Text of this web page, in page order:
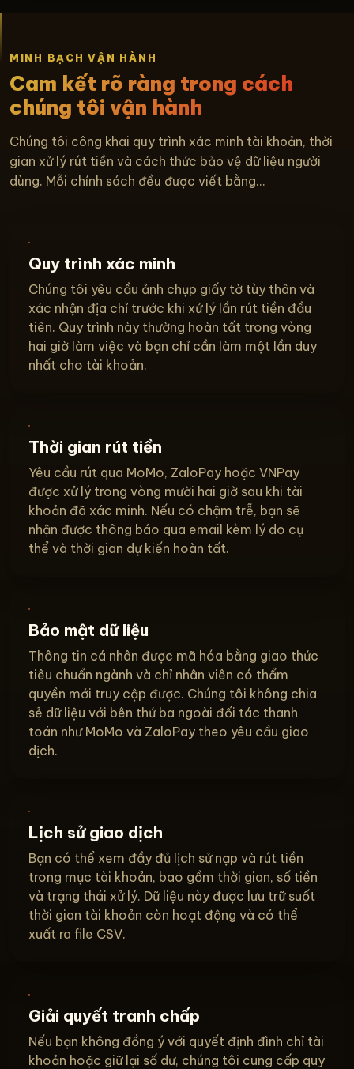
MINH BẠCH VẬN HÀNH
Cam kết rõ ràng trong cách
chúng tôi vận hành
Chúng tôi công khai quy trình xác minh tài khoản, thời
gian xử lý rút tiền và cách thức bảo vệ dữ liệu người
dùng. Mỗi chính sách đều được viết bằng...
Quy trình xác minh
Chúng tôi yêu cầu ảnh chụp giấy tờ tùy thân và
xác nhận địa chỉ trước khi xử lý lần rút tiền đầu
tiên. Quy trình này thường hoàn tất trong vòng
hai giờ làm việc và bạn chỉ cần làm một lần duy
nhất cho tài khoản.
Thời gian rút tiền
Yêu cầu rút qua MoMo, ZaloPay hoặc VNPay
được xử lý trong vòng mười hai giờ sau khi tài
khoản đã xác minh. Nếu có chậm trễ, bạn sẽ
nhận được thông báo qua email kèm lý do cụ
thể và thời gian dự kiến hoàn tất.
Bảo mật dữ liệu
Thông tin cá nhân được mã hóa bằng giao thức
tiêu chuẩn ngành và chỉ nhân viên có thẩm
quyền mới truy cập được. Chúng tôi không chia
sẻ dữ liệu với bên thứ ba ngoài đối tác thanh
toán như MoMo và ZaloPay theo yêu cầu giao
dịch.
Lịch sử giao dịch
Bạn có thể xem đầy đủ lịch sử nạp và rút tiền
trong mục tài khoản, bao gồm thời gian, số tiền
và trạng thái xử lý. Dữ liệu này được lưu trữ suốt
thời gian tài khoản còn hoạt động và có thể
xuất ra file CSV.
Giải quyết tranh chấp
Nếu bạn không đồng ý với quyết định đình chỉ tài
khoản hoặc giữ lại số dư, chúng tôi cung cấp quy